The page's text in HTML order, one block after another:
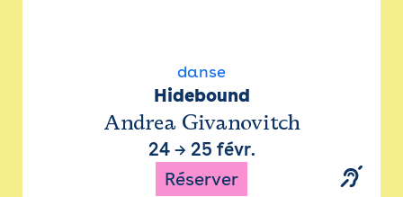
danse
Hidebound
Andrea Givanovitch
24→ 25 févr.
Réserver